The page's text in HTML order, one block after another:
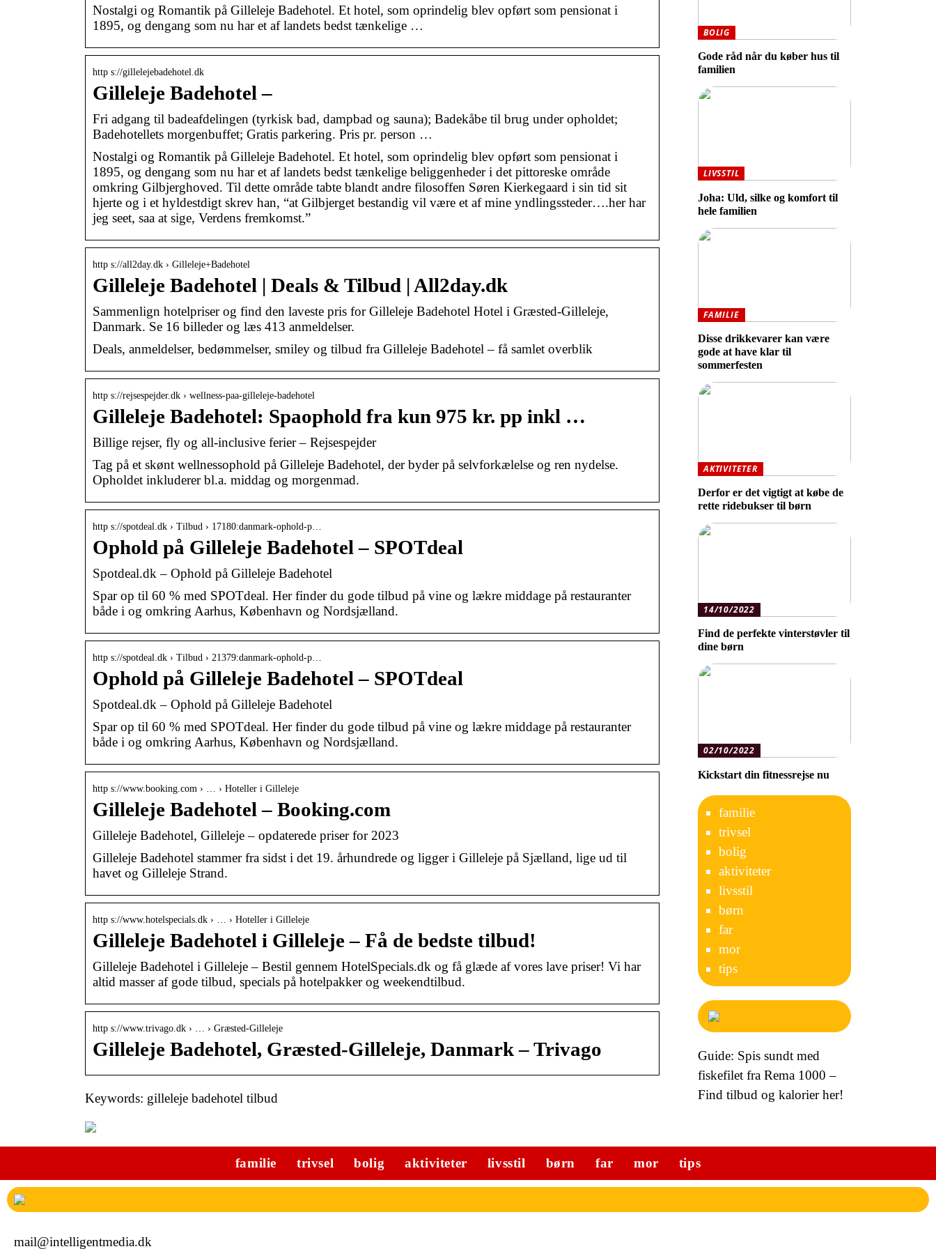
Nostalgi og Romantik på Gilleleje Badehotel. Et hotel, som oprindelig blev opført som pensionat i
1895, og dengang som nu har et af landets bedst tænkelige …
http s://gillelejebadehotel.dk
Gilleleje Badehotel –
Fri adgang til badeafdelingen (tyrkisk bad, dampbad og sauna); Badekåbe til brug under opholdet;
Badehotellets morgenbuffet; Gratis parkering. Pris pr. person …
Nostalgi og Romantik på Gilleleje Badehotel. Et hotel, som oprindelig blev opført som pensionat i
1895, og dengang som nu har et af landets bedst tænkelige beliggenheder i det pittoreske område
omkring Gilbjerghoved. Til dette område tabte blandt andre filosoffen Søren Kierkegaard i sin tid sit
hjerte og i et hyldestdigt skrev han, “at Gilbjerget bestandig vil være et af mine yndlingssteder….her har
jeg seet, saa at sige, Verdens fremkomst.”
http s://all2day.dk › Gilleleje+Badehotel
Gilleleje Badehotel | Deals & Tilbud | All2day.dk
Sammenlign hotelpriser og find den laveste pris for Gilleleje Badehotel Hotel i Græsted-Gilleleje,
Danmark. Se 16 billeder og læs 413 anmeldelser.
Deals, anmeldelser, bedømmelser, smiley og tilbud fra Gilleleje Badehotel – få samlet overblik
http s://rejsespejder.dk › wellness-paa-gilleleje-badehotel
Gilleleje Badehotel: Spaophold fra kun 975 kr. pp inkl …
Billige rejser, fly og all-inclusive ferier – Rejsespejder
Tag på et skønt wellnessophold på Gilleleje Badehotel, der byder på selvforkælelse og ren nydelse.
Opholdet inkluderer bl.a. middag og morgenmad.
http s://spotdeal.dk › Tilbud › 17180:danmark-ophold-p…
Ophold på Gilleleje Badehotel – SPOTdeal
Spotdeal.dk – Ophold på Gilleleje Badehotel
Spar op til 60 % med SPOTdeal. Her finder du gode tilbud på vine og lækre middage på restauranter
både i og omkring Aarhus, København og Nordsjælland.
http s://spotdeal.dk › Tilbud › 21379:danmark-ophold-p…
Ophold på Gilleleje Badehotel – SPOTdeal
Spotdeal.dk – Ophold på Gilleleje Badehotel
Spar op til 60 % med SPOTdeal. Her finder du gode tilbud på vine og lækre middage på restauranter
både i og omkring Aarhus, København og Nordsjælland.
http s://www.booking.com › … › Hoteller i Gilleleje
Gilleleje Badehotel – Booking.com
Gilleleje Badehotel, Gilleleje – opdaterede priser for 2023
Gilleleje Badehotel stammer fra sidst i det 19. århundrede og ligger i Gilleleje på Sjælland, lige ud til
havet og Gilleleje Strand.
http s://www.hotelspecials.dk › … › Hoteller i Gilleleje
Gilleleje Badehotel i Gilleleje – Få de bedste tilbud!
Gilleleje Badehotel i Gilleleje – Bestil gennem HotelSpecials.dk og få glæde af vores lave priser! Vi har
altid masser af gode tilbud, specials på hotelpakker og weekendtilbud.
http s://www.trivago.dk › … › Græsted-Gilleleje
Gilleleje Badehotel, Græsted-Gilleleje, Danmark – Trivago
Keywords: gilleleje badehotel tilbud
BOLIG
Gode råd når du køber hus til
familien
LIVSSTIL
Joha: Uld, silke og komfort til
hele familien
FAMILIE
Disse drikkevarer kan være
gode at have klar til
sommerfesten
AKTIVITETER
Derfor er det vigtigt at købe de
rette ridebukser til børn
14/10/2022
Find de perfekte vinterstøvler til
dine børn
02/10/2022
Kickstart din fitnessrejse nu
familie
trivsel
bolig
aktiviteter
livsstil
børn
far
mor
tips
Guide: Spis sundt med
fiskefilet fra Rema 1000 –
Find tilbud og kalorier her!
familie trivsel bolig aktiviteter livsstil børn far mor tips
mail@intelligentmedia.dk